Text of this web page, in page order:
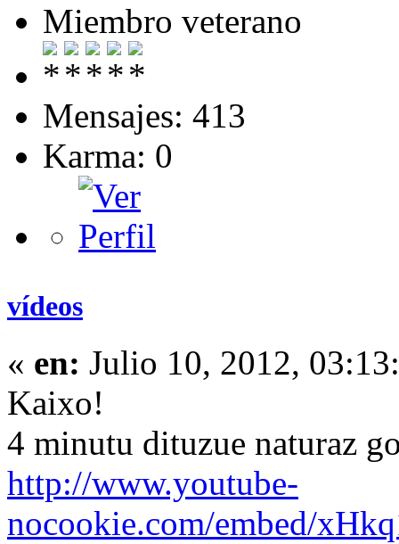
Miembro veterano
Mensajes: 413
Karma: 0
vídeos
« en: Julio 10, 2012,
Kaixo!
4 minutu dituzue naturaz
http://www.youtube-
nocookie.com/embed/